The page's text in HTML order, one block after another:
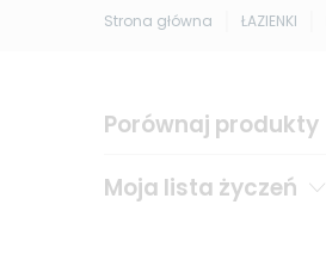
Strona główna ŁAZIENKI
Porównaj produkty
Moja lista życzeń